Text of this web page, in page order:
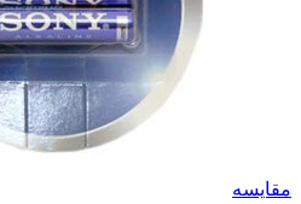
مقایسه